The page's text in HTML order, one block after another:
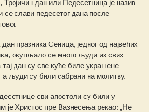
Тројичин дан или Педесетница је назив
се слави педесетог дана после
празника Сеница, једног од највећих
окупљало се много људи из свих
тај дан су све куће биле украшене
а људи су били сабрани на молитву.
сви апостоли су били у
је Христос пре Вазнесења рекао: „Не